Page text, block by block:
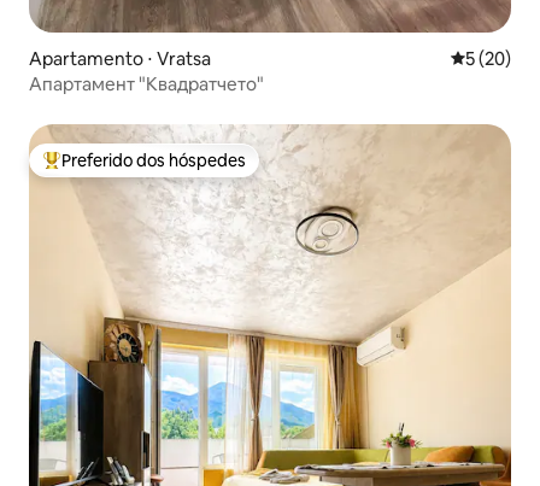
Apartamento ⋅ Vratsa 5 de uma
5 (20)
Апартамент "Квадратчето"
Entre os melhores preferidos dos hóspedes
Preferido dos hóspedes